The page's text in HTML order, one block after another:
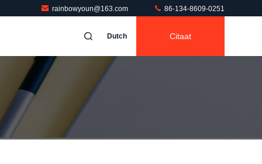
rainbowyoun@163.com 86-134-8609-0251
Dutch Citaat